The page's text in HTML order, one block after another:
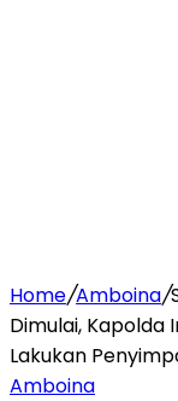
Home/Amboina/
Dimulai, Kapolda
Lakukan
Amboina